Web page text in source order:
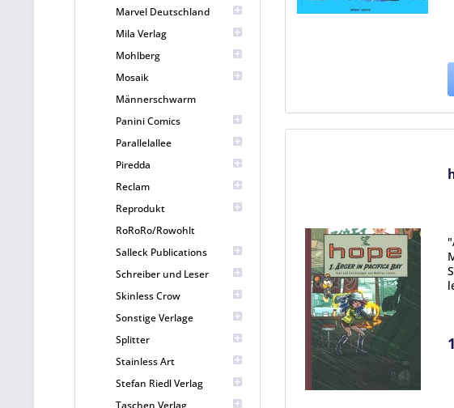
Marvel Deutschland
Mila Verlag
Mohlberg
Mosaik
Männerschwarm
Panini Comics
Parallelallee
Piredda
Reclam
Reprodukt
RoRoRo/Rowohlt
Salleck Publications
Schreiber und Leser
Skinless Crow
Sonstige Verlage
Splitter
Stainless Art
Stefan Riedl Verlag
Taschen Verlag